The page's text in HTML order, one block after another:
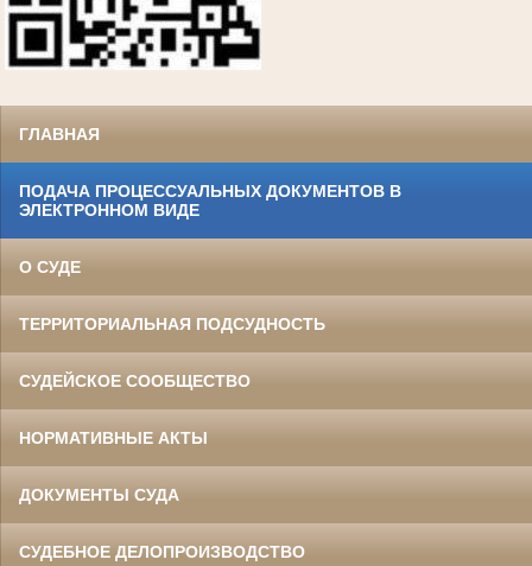
ГЛАВНАЯ
ПОДАЧА ПРОЦЕССУАЛЬНЫХ ДОКУМЕНТОВ В
ЭЛЕКТРОННОМ ВИДЕ
О СУДЕ
ТЕРРИТОРИАЛЬНАЯ ПОДСУДНОСТЬ
СУДЕЙСКОЕ СООБЩЕСТВО
НОРМАТИВНЫЕ АКТЫ
ДОКУМЕНТЫ СУДА
СУДЕБНОЕ ДЕЛОПРОИЗВОДСТВО